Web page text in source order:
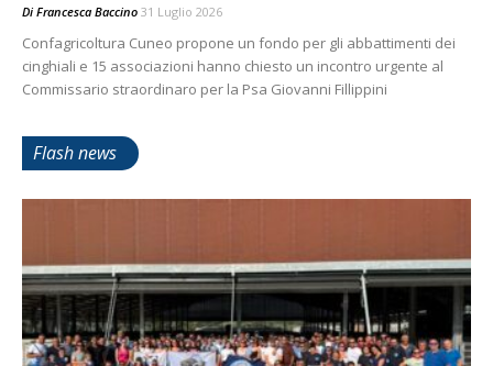
Di Francesca Baccino 31 Luglio 2026
Confagricoltura Cuneo propone un fondo per gli abbattimenti dei
cinghiali e 15 associazioni hanno chiesto un incontro urgente al
Commissario straordinaro per la Psa Giovanni Fillippini
Flash news